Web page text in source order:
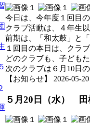
今日は、今年度１回目
クラブ活動は、４年生
前期は、「和太鼓」と
１回目の本日は、クラ
どのクラブも、子ども
次のクラブは６月10日の
【お知らせ】 2026-05-
５月20日（水）